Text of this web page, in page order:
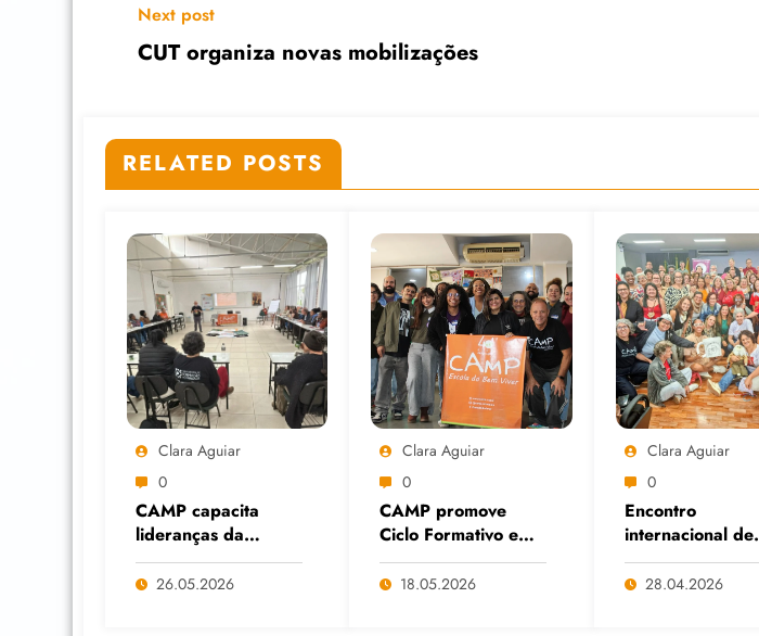
Next post
CUT organiza novas mobilizações
RELATED POSTS
Clara Aguiar
0
CAMP capacita
lideranças da
Economia Solidária
em Formação
26.05.2026
Clara Aguiar
0
CAMP promove
Ciclo Formativo em
Cuidados Digitais
diante do avanço
18.05.2026
Clara Aguiar
0
Encontro
internacional de
Cafés com Paulo
Freire reafirma
28.04.2026